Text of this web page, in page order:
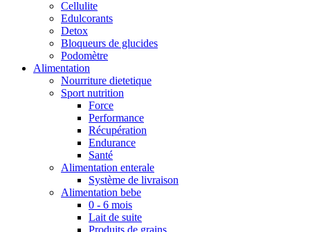
Cellulite
Edulcorants
Detox
Bloqueurs de glucides
Podomètre
Alimentation
Nourriture dietetique
Sport nutrition
Force
Performance
Récupération
Endurance
Santé
Alimentation enterale
Système de livraison
Alimentation bebe
0 - 6 mois
Lait de suite
Produits de grains